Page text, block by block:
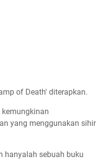
of Death' diterapkan.
yang menggunakan sihir
hanyalah sebuah buku